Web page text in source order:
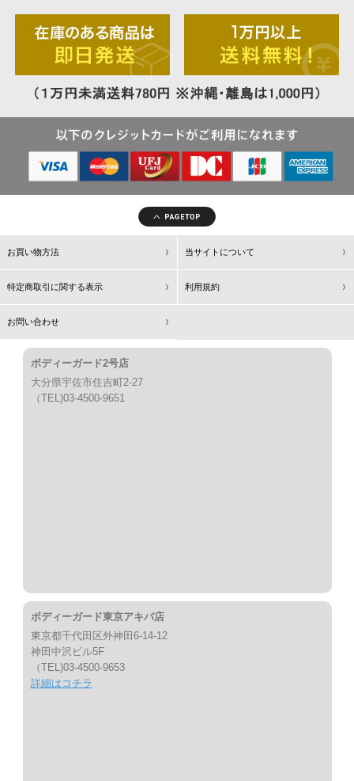
お買い物方法 当サイトについて
特定商取引に関する表示 利用規約
お問い合わせ
ボディーガード2号店
大分県宇佐市住吉町2-27
（TEL)03-4500-9651
ボディーガード東京アキバ店
東京都千代田区外神田6-14-12
神田中沢ビル5F
（TEL)03-4500-9653
詳細はコチラ